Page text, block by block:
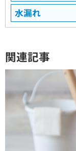
水漏れ
関連記事